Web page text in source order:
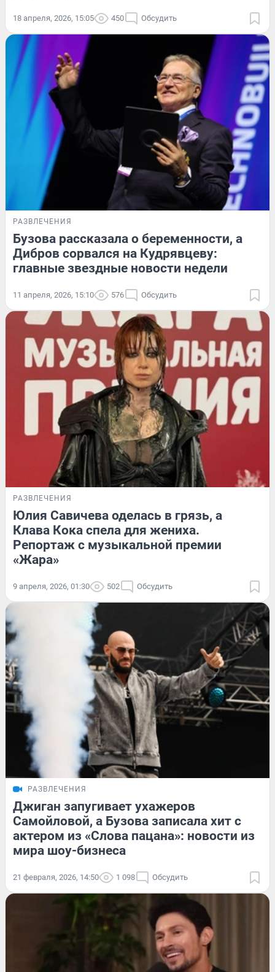
18 апреля, 2026, 15:05 450 Обсудить
РАЗВЛЕЧЕНИЯ
Бузова рассказала о беременности, а
Дибров сорвался на Кудрявцеву:
главные звездные новости недели
11 апреля, 2026, 15:10 576 Обсудить
РАЗВЛЕЧЕНИЯ
Юлия Савичева оделась в грязь, а
Клава Кока спела для жениха.
Репортаж с музыкальной премии
«Жара»
9 апреля, 2026, 01:30 502 Обсудить
РАЗВЛЕЧЕНИЯ
Джиган запугивает ухажеров
Самойловой, а Бузова записала хит с
актером из «Слова пацана»: новости из
мира шоу-бизнеса
21 февраля, 2026, 14:50 1 098 Обсудить